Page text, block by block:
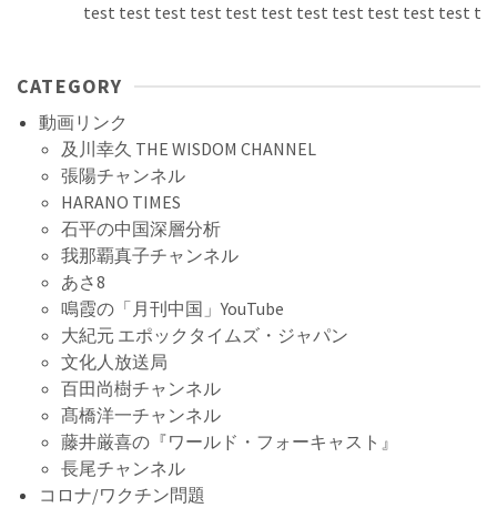
test test test test test test test test test test test
CATEGORY
動画リンク
及川幸久 THE WISDOM CHANNEL
張陽チャンネル
HARANO TIMES
石平の中国深層分析
我那覇真子チャンネル
あさ8
鳴霞の「月刊中国」YouTube
大紀元 エポックタイムズ・ジャパン
文化人放送局
百田尚樹チャンネル
髙橋洋一チャンネル
藤井厳喜の『ワールド・フォーキャスト』
長尾チャンネル
コロナ/ワクチン問題